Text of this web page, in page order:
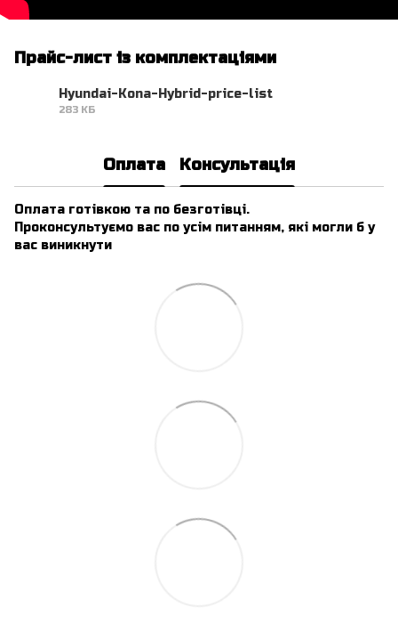
Прайс-лист із комплектаціями
Hyundai-Kona-Hybrid-price-list
283 КБ
Оплата Консультація
Оплата готівкою та по безготівці.
Проконсультуємо вас по усім питанням, які могли б у
вас виникнути